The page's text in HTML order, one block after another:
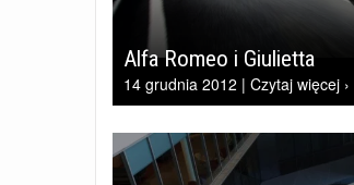
Alfa Romeo i Giulietta
14 grudnia 2012 | Czytaj więcej ›